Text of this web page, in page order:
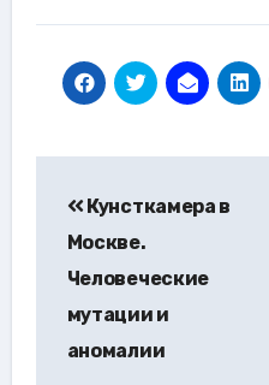
по
записям
Кунсткамера в
Москве.
Человеческие
мутации и
аномалии